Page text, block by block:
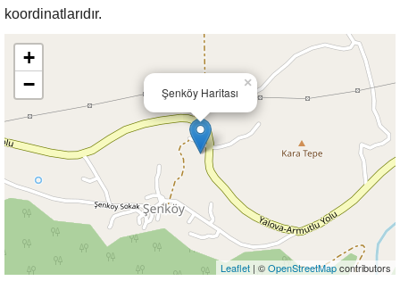
koordinatlarıdır.
Şenköy Haritası
×
+
−
Leaflet | ©OpenStreetMapcontributors